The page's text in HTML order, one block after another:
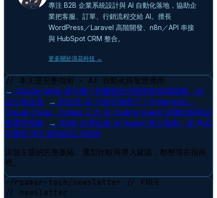
專注 B2B 企業系統設計與 AI 自動化落地，協助企
業把客服、訂單、行銷流程交給 AI。擅長
WordPress／Laravel 高階開發、n8n／API 串接
與 HubSpot CRM 整合。
更多關於浪花科技 →
// 本主題完整指南 · AI 自動化與智慧應用
→ Claude Skills 是什麼？把重複交代的規矩寫成檔案，AI
自己會去讀
→ 對話式 AI 已經不夠用了？Antigravity、
Claude Code、Codex 三大 AI Coding Agent 完整比較與企
業選型指南
→ 2026 台灣企業 AI Agent 導入指南：從 PoC
幻覺到 ROI 落地的五大路徑
這個主題的完整脈絡、選型比較與導入建議，都整理在指南
裡。
~/roamer-tech/newsletter
// FREE
// newsletter